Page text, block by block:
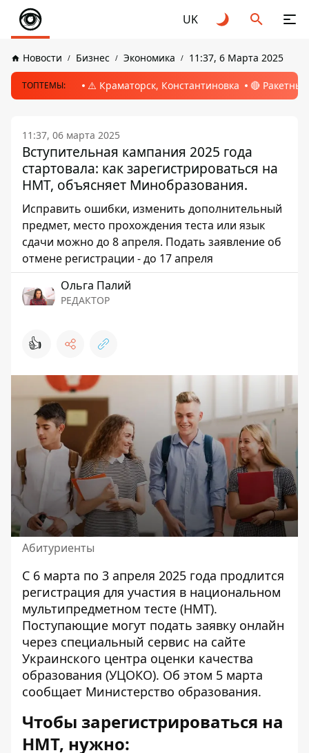
UK
Новости Бизнес Экономика 11:37, 6 Марта 2025
ТОПТЕМЫ: ⚠️ Краматорск, Константиновка 🔴
11:37, 06 марта 2025
Вступительная кампания 2025 года
стартовала: как зарегистрироваться на
НМТ, объясняет Минобразования.
Исправить ошибки, изменить дополнительный
предмет, место прохождения теста или язык
сдачи можно до 8 апреля. Подать заявление об
отмене регистрации - до 17 апреля
Ольга Палий
РЕДАКТОР
👍
Абитуриенты
С 6 марта по 3 апреля 2025 года продлится
регистрация для участия в национальном
мультипредметном тесте (НМТ).
Поступающие могут подать заявку онлайн
через специальный сервис на сайте
Украинского центра оценки качества
образования (УЦОКО). Об этом 5 марта
сообщает Министерство образования.
Чтобы зарегистрироваться на
НМТ, нужно: